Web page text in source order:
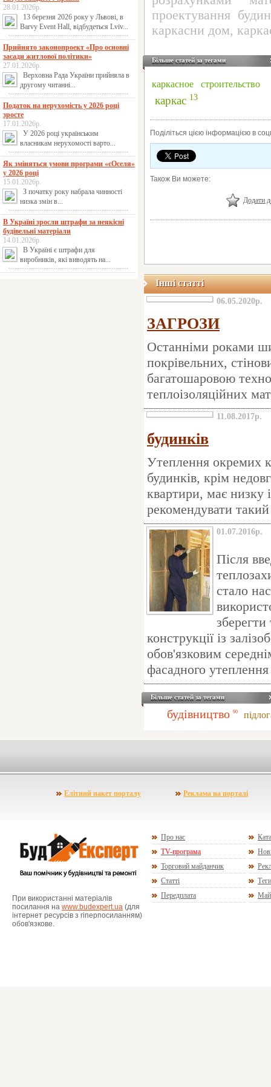
28.01.2026р.
13 березня 2026 року у Львові, в
Barvy Event Hall, відбудеться Lviv...
Прийнято законопроект «Про основні
засади житлової політики»
27.01.2026р.
Верховна Рада України прийняла в
другому читанні...
Податок на нерухомість у 2026 році
зросте
17.01.2026р.
У 2026 році українським
власникам нерухомості варто...
Як зміняться умови програми «єОселя»
у 2026 році
15.01.2026р.
З початку року набрала чинності
низка змін в...
В Україні зросли штрафи за неякісні
будівельні матеріали
14.01.2026р.
В Україні є штрафи для
виробників, які виводять на...
проектування
каркасни дом,
Більше статей за тегами
каркасное строительство
каркас 13
Поділіться цією інформацією в
Також Ви можете:
Додати
Інші статті
06.05.2020р.
ЗАГРОЗИ
Останніми роками
покрівельних,
багатошаровою
теплоізоляційних
11.08.2017р.
будинків
Утеплення окремих
будинків, крім
квартири, має низку
рекомендувати
01.07.2016р.
Після
стало
конструкції із
обов'язковим
фасадного
Більше статей за тегами
будівництво 90
Елітний пакет порталу Реклама на порталі
При використанні матеріалів
посилання на www.budexpert.ua (для
інтернет ресурсів з гіперпосиланням)
обов'язкове.
Про нас
TV-програма
Торговий майданчик
Статті
Теги
Передплата